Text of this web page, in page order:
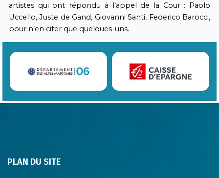
artistes qui ont répondu à l’appel de la Cour : Paolo
Uccello, Juste de Gand, Giovanni Santi, Federico Barocci,
pour n’en citer que quelques-uns.
PLAN DU SITE